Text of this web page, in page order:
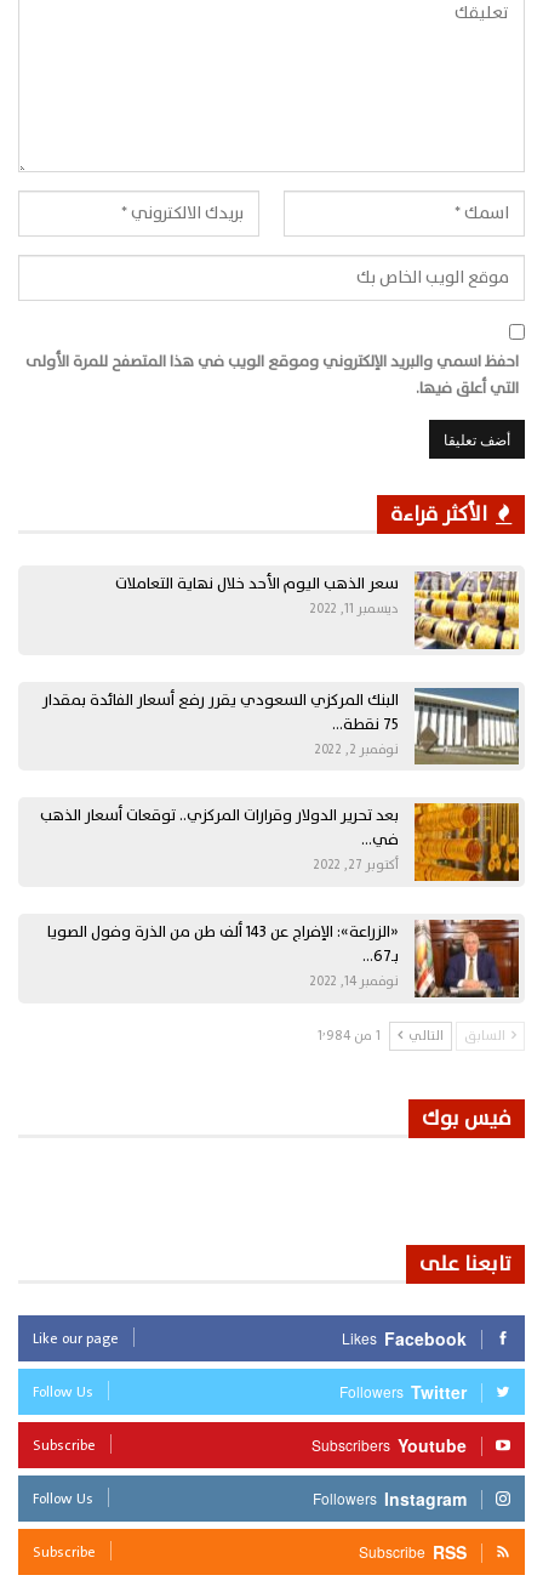
احفظ اسمي والبريد الإلكتروني وموقع الويب في هذا المتصفح للمرة الأولى
التي أعلق فيها.
الأكثر قراءة
سعر الذهب اليوم الأحد خلال نهاية التعاملات
ديسمبر 11, 2022
البنك المركزي السعودي يقرر رفع أسعار الفائدة بمقدار
75 نقطة…
نوفمبر 2, 2022
بعد تحرير الدولار وقرارات المركزي.. توقعات أسعار الذهب
في…
أكتوبر 27, 2022
«الزراعة»: الإفراج عن 143 ألف طن من الذرة وفول الصويا
بـ67…
نوفمبر 14, 2022
السابق التالي 1 من 1٬984
فيس بوك
تابعنا على
Facebook
Likes
Like our page
Twitter
Followers
Follow Us
Youtube
Subscribers
Subscribe
Instagram
Followers
Follow Us
RSS
Subscribe
Subscribe